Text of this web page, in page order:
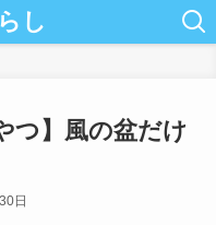
し
つ】風の盆だけ
日